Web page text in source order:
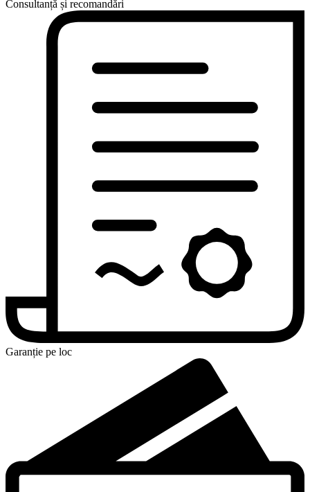
Consultanță și recomandări
Garanție pe loc